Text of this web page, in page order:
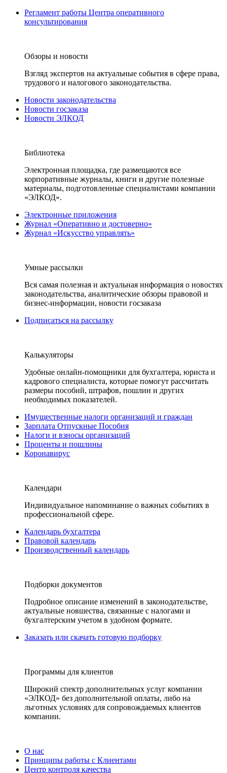
Регламент работы Центра оперативного
консультирования
Обзоры и новости
Взгляд экспертов на актуальные события в сфере права,
трудового и налогового законодательства.
Новости законодательства
Новости госзаказа
Новости ЭЛКОД
Библиотека
Электронная площадка, где размещаются все
корпоративные журналы, книги и другие полезные
материалы, подготовленные специалистами компании
«ЭЛКОД».
Электронные приложения
Журнал «Оперативно и достоверно»
Журнал «Искусство управлять»
Умные рассылки
Вся самая полезная и актуальная информация о новостях
законодательства, аналитические обзоры правовой и
бизнес-информации, новости госзаказа
Подписаться на рассылку
Калькуляторы
Удобные онлайн-помощники для бухгалтера, юриста и
кадрового специалиста, которые помогут рассчитать
размеры пособий, штрафов, пошлин и других
необходимых показателей.
Имущественные налоги организаций и граждан
Зарплата Отпускные Пособия
Налоги и взносы организаций
Проценты и пошлины
Коронавирус
Календари
Индивидуальное напоминание о важных событиях в
профессиональной сфере.
Календарь бухгалтера
Правовой календарь
Производственный календарь
Подборки документов
Подробное описание изменений в законодательстве,
актуальные новшества, связанные с налогами и
бухгалтерским учетом в удобном формате.
Заказать или скачать готовую подборку
Программы для клиентов
Широкий спектр дополнительных услуг компании
«ЭЛКОД» без дополнительной оплаты, либо на
льготных условиях для сопровождаемых клиентов
компании.
О нас
Принципы работы с Клиентами
Центр контроля качества